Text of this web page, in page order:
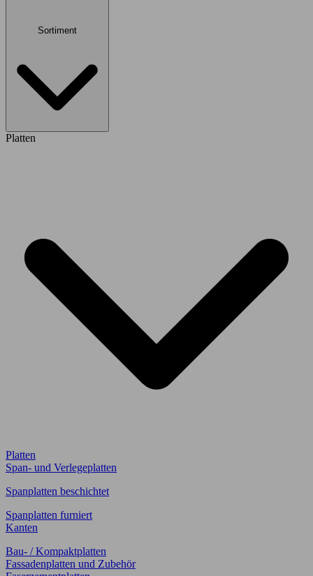
Sortiment
Platten
Platten
Span- und Verlegeplatten
Spanplatten beschichtet
Spanplatten furniert
Kanten
Bau- / Kompaktplatten
Fassadenplatten und Zubehör